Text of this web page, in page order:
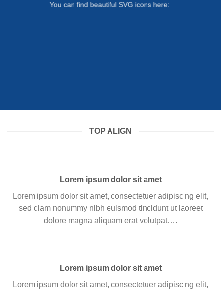
You can find beautiful SVG icons here:
TOP ALIGN
Lorem ipsum dolor sit amet
Lorem ipsum dolor sit amet, consectetuer adipiscing elit,
sed diam nonummy nibh euismod tincidunt ut laoreet
dolore magna aliquam erat volutpat….
Lorem ipsum dolor sit amet
Lorem ipsum dolor sit amet, consectetuer adipiscing elit,